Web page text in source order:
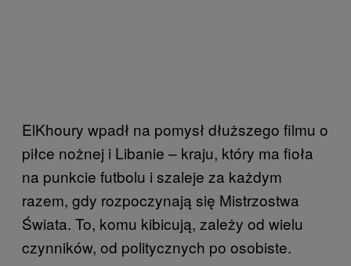
ElKhoury wpadł na pomysł dłuższego filmu o
piłce nożnej i Libanie – kraju, który ma fioła
na punkcie futbolu i szaleje za każdym
razem, gdy rozpoczynają się Mistrzostwa
Świata. To, komu kibicują, zależy od wielu
czynników, od politycznych po osobiste.